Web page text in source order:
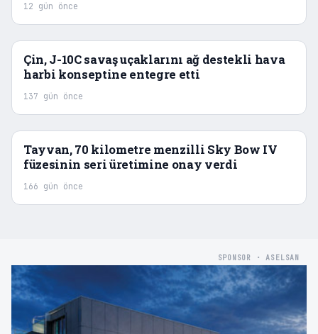
12 gün önce
Çin, J-10C savaş uçaklarını ağ destekli hava
harbi konseptine entegre etti
137 gün önce
Tayvan, 70 kilometre menzilli Sky Bow IV
füzesinin seri üretimine onay verdi
166 gün önce
SPONSOR · ASELSAN